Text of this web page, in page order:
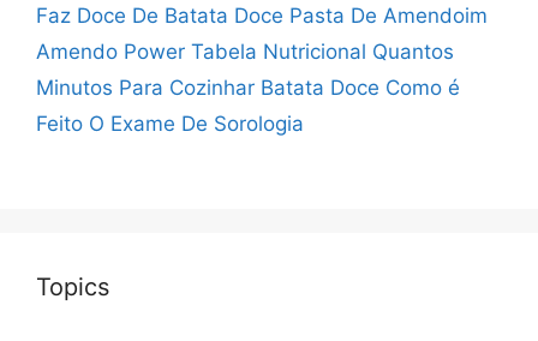
Faz Doce De Batata Doce Pasta De Amendoim
Amendo Power Tabela Nutricional Quantos
Minutos Para Cozinhar Batata Doce Como é
Feito O Exame De Sorologia
Topics